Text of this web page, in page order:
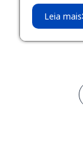
Leia mais